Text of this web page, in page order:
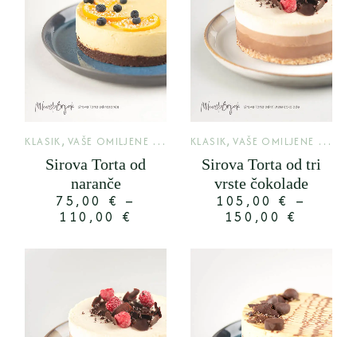
KLASIK, VAŠE OMILJENE TORTE
Sirova Torta od
naranče
75,00 € –
110,00 €
KLASIK,VAŠE OMILJENE TORTE
Sirova Torta od tri
vrste čokolade
105,00 € –
150,00 €